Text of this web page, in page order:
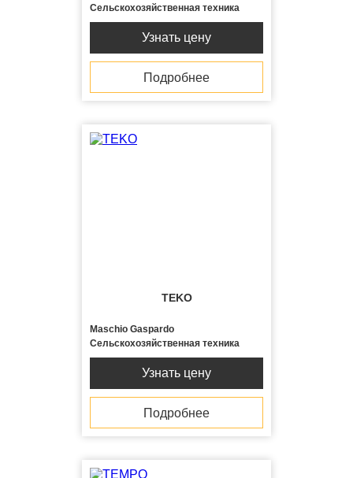
Сельскохозяйственная техника
Узнать цену
Подробнее
TEKO
Maschio Gaspardo
Сельскохозяйственная техника
Узнать цену
Подробнее